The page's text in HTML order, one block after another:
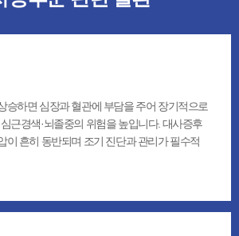
승하면 심장과 혈관에 부담을 주어 장기적으로
근경색·뇌졸중의 위험을 높입니다. 대사증후
이 흔히 동반되며 조기 진단과 관리가 필수적